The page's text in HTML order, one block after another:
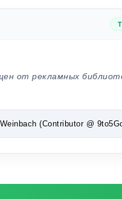
от рекламных
(Contributor @